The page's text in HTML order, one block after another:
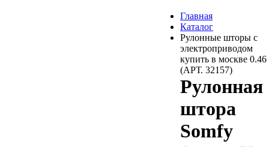
Главная
Каталог
Рулонные шторы с
электроприводом
купить в москве 0.46
(АРТ. 32157)
Рулонная
штора
Somfy